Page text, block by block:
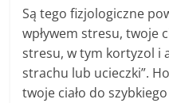
Są tego fizjologiczne
wpływem stresu, twoje
stresu, w tym kortyzol i
strachu lub ucieczki”.
twoje ciało do